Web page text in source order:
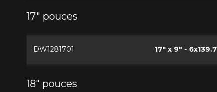
17" pouces
DW1281701 17" x 9" - 6x139.7
18" pouces